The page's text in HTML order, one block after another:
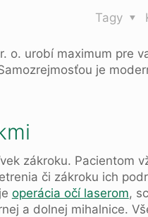
Tagy
o. urobí maximum pre
je
zákroku. Pacientom
či zákroku ich
operácia očí laserom,
a dolnej mihalnice.